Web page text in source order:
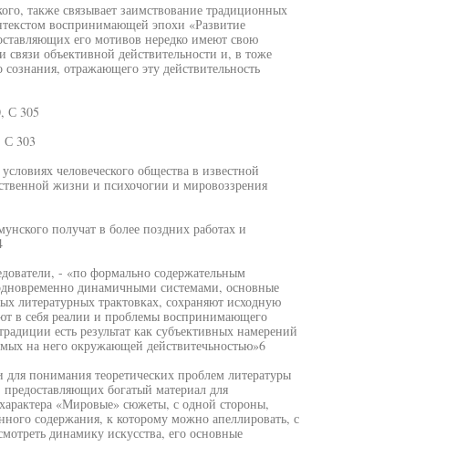
также связывает заимствование традиционных
воспринимающей эпохи «Развитие
его мотивов нередко имеют свою
объективной действительности и, в тоже
отражающего эту действительность
С 305
С 303
человеческого общества в известной
жизни и психочогии и мировоззрения
получат в более поздних работах и
- «по формально содержательным
динамичными системами, основные
литературных трактовках, сохраняют исходную
в себя реалии и проблемы воспринимающего
есть результат как субъективных намерений
на него окружающей действитечьностью»6
понимания теоретических проблем литературы
богатый материал для
«Мировые» сюжеты, с одной стороны,
содержания, к которому можно апеллировать, с
динамику искусства, его основные